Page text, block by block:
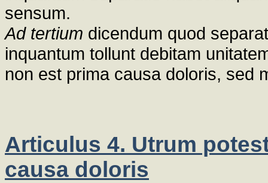
sensum.
Ad tertium dicendum quod
inquantum tollunt debitam
non est prima causa doloris, sed
Articulus 4. Utrum
causa doloris